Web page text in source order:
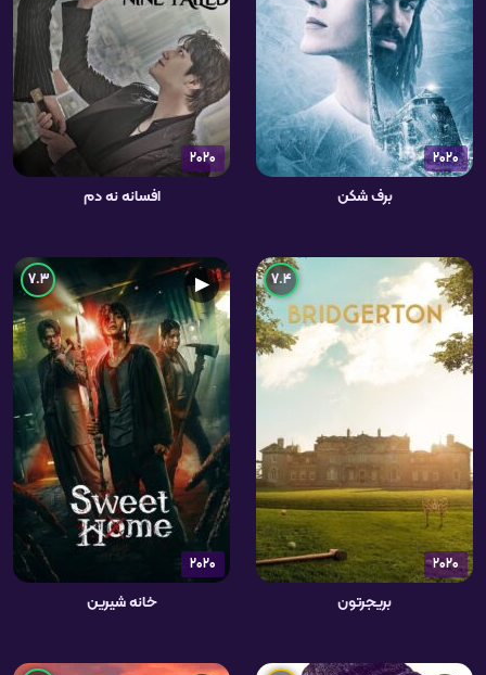
2020
برف شکن
2020
افسانه نه دم
2020
7.4
بریجرتون
2020
▶
7.3
خانه شیرین